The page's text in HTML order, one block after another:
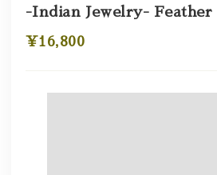
-Indian Jewelry- Feather
¥16,800